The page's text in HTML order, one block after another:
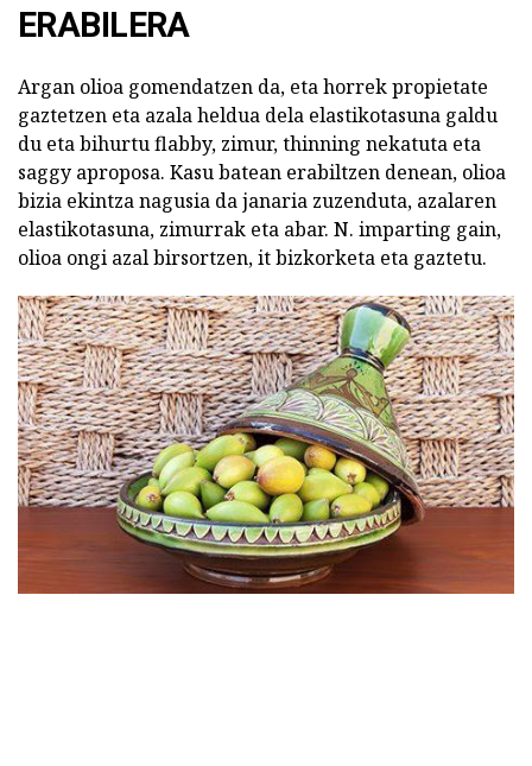
ERABILERA
Argan olioa gomendatzen da, eta horrek propietate
gaztetzen eta azala heldua dela elastikotasuna galdu
du eta bihurtu flabby, zimur, thinning nekatuta eta
saggy aproposa. Kasu batean erabiltzen denean, olioa
bizia ekintza nagusia da janaria zuzenduta, azalaren
elastikotasuna, zimurrak eta abar. N. imparting gain,
olioa ongi azal birsortzen, it bizkorketa eta gaztetu.